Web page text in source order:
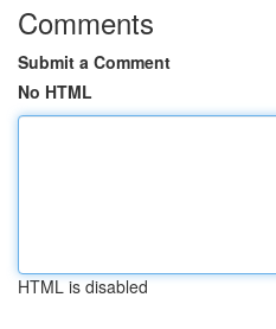
Comments
Submit a Comment
No HTML
HTML is disabled